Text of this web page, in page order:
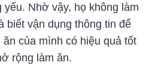
Nhờ vậy, họ không làm
biết vận dụng thông tin để
của mình có hiệu quả tốt
rộng làm ăn.